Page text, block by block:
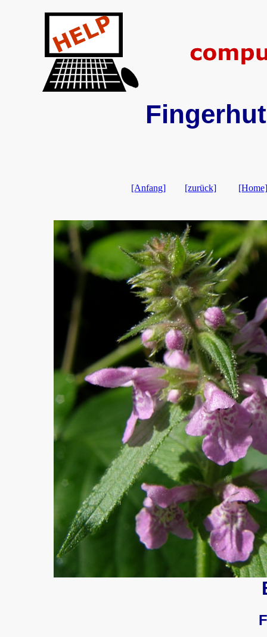
[Anfang] [zurück] [Home]